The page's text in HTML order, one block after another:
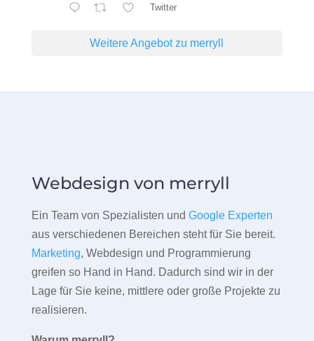
Twitter
Weitere Angebot zu merryll
Webdesign von merryll
Ein Team von Spezialisten und Google Experten
aus verschiedenen Bereichen steht für Sie bereit.
Marketing, Webdesign und Programmierung
greifen so Hand in Hand. Dadurch sind wir in der
Lage für Sie keine, mittlere oder große Projekte zu
realisieren.